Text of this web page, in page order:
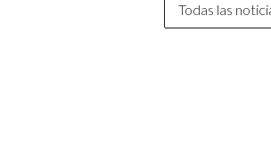
Todas las